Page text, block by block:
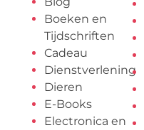
Boeken en
Tijdschriften
Cadeau
Dienstverlening
Dieren
E-Books
Electronica en